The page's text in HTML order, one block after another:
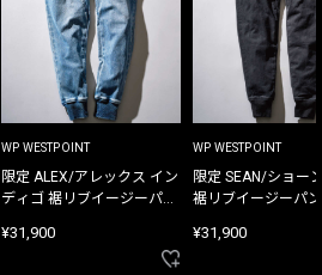
WP WESTPOINT
限定 ALEX/アレックス イン
ディゴ 裾リブイージーパン
¥31,900
WP WESTPOINT
限定 SEAN/ショー
裾リブイージーパ
¥31,900